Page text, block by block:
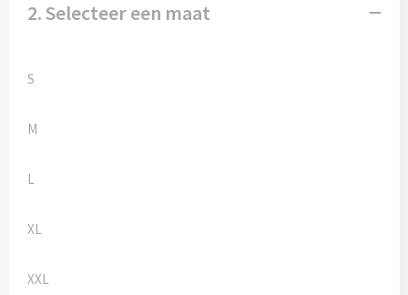
Kledingaccessoires
Bivakmuts test
2. Selecteer een maat
S
M
L
XL
XXL